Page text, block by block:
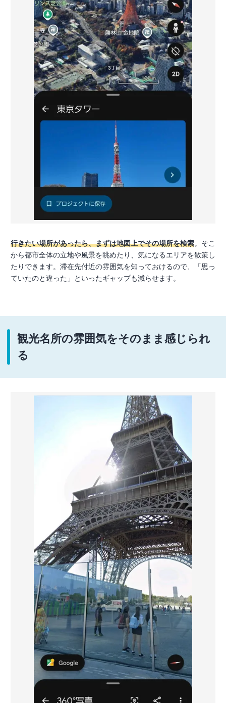
行きたい場所があったら、まずは地図上でその場所を検索。そこ
から都市全体の立地や風景を眺めたり、気になるエリアを散策し
たりできます。滞在先付近の雰囲気を知っておけるので、「思っ
ていたのと違った」といったギャップも減らせます。
観光名所の雰囲気をそのまま感じられ
る